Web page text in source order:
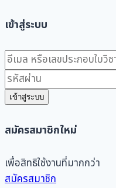
เข้าสู่ระบบ
เข้าสู่ระบบ
สมัครสมาชิกใหม่
เพื่อสิทธิใช้งานที่มากกว่า
สมัครสมาชิก